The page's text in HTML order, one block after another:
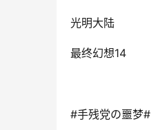
光明大陆
最终幻想14
#手残党の噩梦#